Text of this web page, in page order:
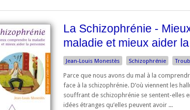
La Schizophrénie -
maladie et mieux aider
Jean-Louis Monestès Schizophrénie
Parce que nous avons du mal à la
face à la schizophrénie. D’où viennent les
souffrant de schizophrénie se sentent-elles
idées étranges qu’elles peuvent avoir ...